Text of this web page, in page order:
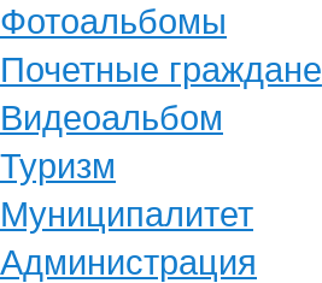
Фотоальбомы
Почетные граждане
Видеоальбом
Туризм
Муниципалитет
Администрация